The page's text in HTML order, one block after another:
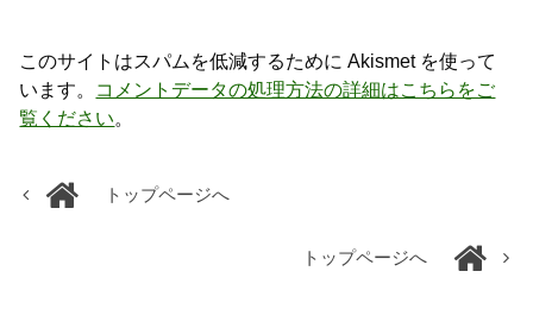
このサイトはスパムを低減するために Akismet を使って
います。 コメントデータの処理方法の詳細はこちらをご
覧ください。
トップページへ
トップページへ